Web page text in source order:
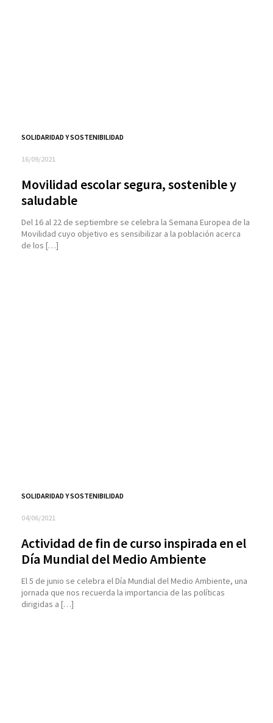
SOLIDARIDAD Y SOSTENIBILIDAD
16/09/2021
Movilidad escolar segura, sostenible y
saludable
Del 16 al 22 de septiembre se celebra la Semana Europea de la
Movilidad cuyo objetivo es sensibilizar a la población acerca
de los […]
SOLIDARIDAD Y SOSTENIBILIDAD
04/06/2021
Actividad de fin de curso inspirada en el
Día Mundial del Medio Ambiente
El 5 de junio se celebra el Día Mundial del Medio Ambiente, una
jornada que nos recuerda la importancia de las políticas
dirigidas a […]